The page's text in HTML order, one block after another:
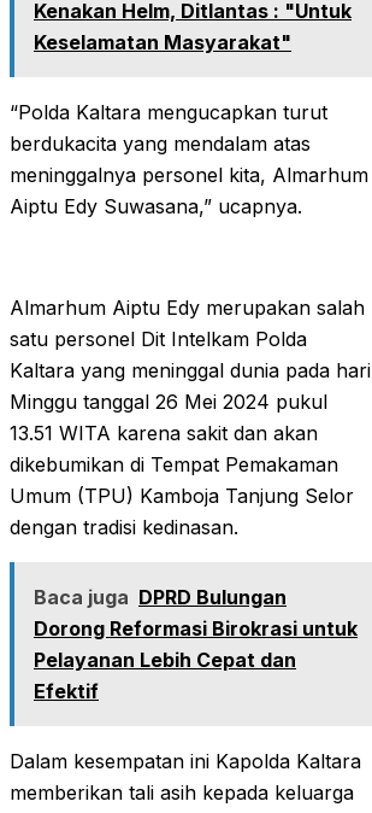
Kenakan Helm, Ditlantas : "Untuk
Keselamatan Masyarakat"
“Polda Kaltara mengucapkan turut
berdukacita yang mendalam atas
meninggalnya personel kita, Almarhum
Aiptu Edy Suwasana,” ucapnya.
Almarhum Aiptu Edy merupakan salah
satu personel Dit Intelkam Polda
Kaltara yang meninggal dunia pada hari
Minggu tanggal 26 Mei 2024 pukul
13.51 WITA karena sakit dan akan
dikebumikan di Tempat Pemakaman
Umum (TPU) Kamboja Tanjung Selor
dengan tradisi kedinasan.
Baca juga DPRD Bulungan
Dorong Reformasi Birokrasi untuk
Pelayanan Lebih Cepat dan
Efektif
Dalam kesempatan ini Kapolda Kaltara
memberikan tali asih kepada keluarga